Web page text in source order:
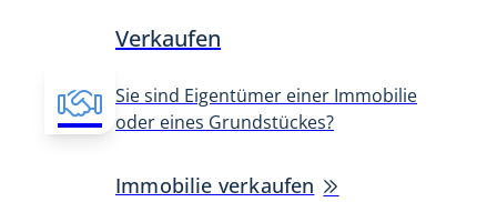
Verkaufen
Sie sind Eigentümer einer Immobilie
oder eines Grundstückes?
Immobilie verkaufen